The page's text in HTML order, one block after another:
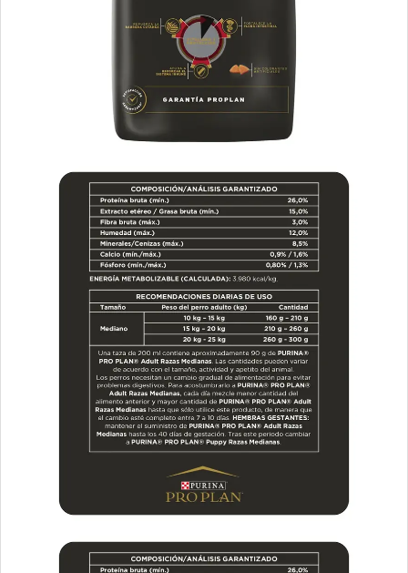
Vagoneta Gourmet Perro Adulto
Vagoneta Mix Perro Adulto
Valiant Criadores Perro Adulto
Vitalcan Balanced Natural Recipe Perro Sabor Carne
Argentina Seleccionada
Vitalcan Balanced Natural Recipe Perro Sabor Cerdo
Vitalcan Balanced Natural Recipe Perro Sabor Pollo
Vitalcan Balanced Natural Recipe Salmón Rosado
Vitalcan Balanced Perro Adulto Raza Mediana
Vitalcan Complete Control de Peso
Vitalcan Complete Perro Adulto de Raza Mediana y Grande
Vitalcan Premium Perro Adulto
Vitalcan Premium Perro Adulto Sabor Cordero
Vitalcan Premium Perro Control de Peso
Vitalcan Therapy Canine Cardiac Health
Vitalcan Therapy Canine Gastrointestinal Aid
Vitalcan Therapy Canine Hypoallergenic Care
Vitalcan Therapy Canine Mobility AID
Vitalcan Therapy Canine Obesity Management
Vitalcan Therapy Canine Renal
Voraz Perros Adultos
Winy Adultos